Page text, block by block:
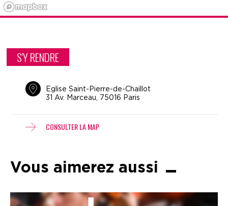
S'Y RENDRE
Eglise Saint-Pierre-de-Chaillot
31 Av. Marceau, 75016 Paris
CONSULTER LA MAP
Vous aimerez aussi